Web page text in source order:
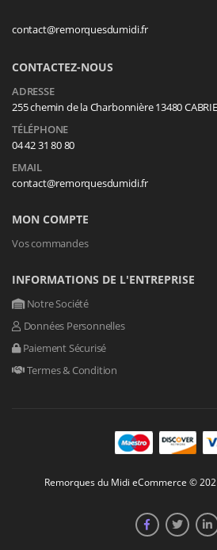
contact@remorquesdumidi.fr
CONTACTEZ-NOUS
ADRESSE
255 chemin de la Charbonnière 13480
TÉLÉPHONE
04 42 31 80 80
EMAIL
contact@remorquesdumidi.fr
MON COMPTE
Vos commandes
INFORMATIONS DE L'ENTREPRISE
Notre Société
Données Personnelles
Paiement Sécurisé
Termes & Condition
Remorques du Midi eCommerce ©